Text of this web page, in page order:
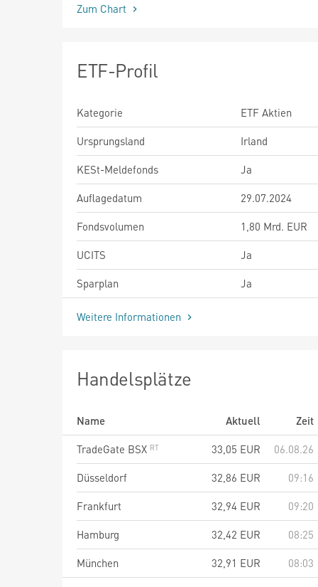
Zum Chart
ETF-Profil
Kategorie
ETF Aktien
Ursprungsland
Irland
KESt-Meldefonds
Ja
Auflagedatum
29.07.2024
Fondsvolumen
1,80 Mrd. EUR
UCITS
Ja
Sparplan
Ja
Weitere Informationen
Handelsplätze
Name Aktuell
Zeit
TradeGate BSX
33,05 EUR
06.08.26
Düsseldorf
32,86 EUR
09:16
Frankfurt
32,94 EUR
09:20
Hamburg
32,42 EUR
08:25
München
32,91 EUR 08:03